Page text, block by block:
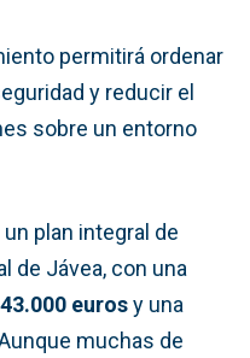
permitirá ordenar
y reducir el
sobre un entorno
plan integral de
de Jávea, con una
eurosy una
muchas de